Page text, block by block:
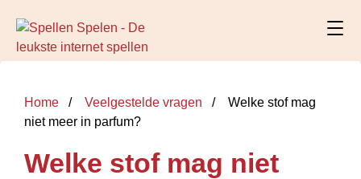
Home Veelgestelde vragen
Welke stof mag
niet meer in parfum?
Welke stof mag niet